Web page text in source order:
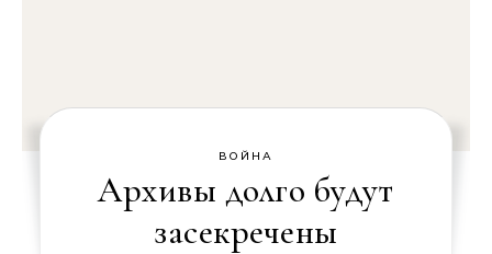
ВОЙНА
Архивы долго будут
засекречены